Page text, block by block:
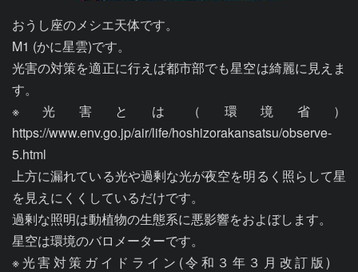
おうし座のメシエ天体です。
M1 (かに星雲)です。
光害の対策を適正に行えば都市部でも星空は綺麗に見えま
す。
※光害とは（環境省）
https://www.env.go.jp/air/life/hoshizorakansatsu/observe-
5.html
上方に漏れている光や過剰な光が夜空を明るく照らして星
を見えにくくしているだけです。
過剰な照明は動植物の生態系に悪影響をおよぼします。
星空は環境のバロメーターです。
※光害対策ガイドライン(令和３年３月改訂版)